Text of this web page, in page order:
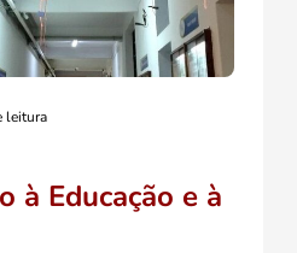
leitura
à Educação e à